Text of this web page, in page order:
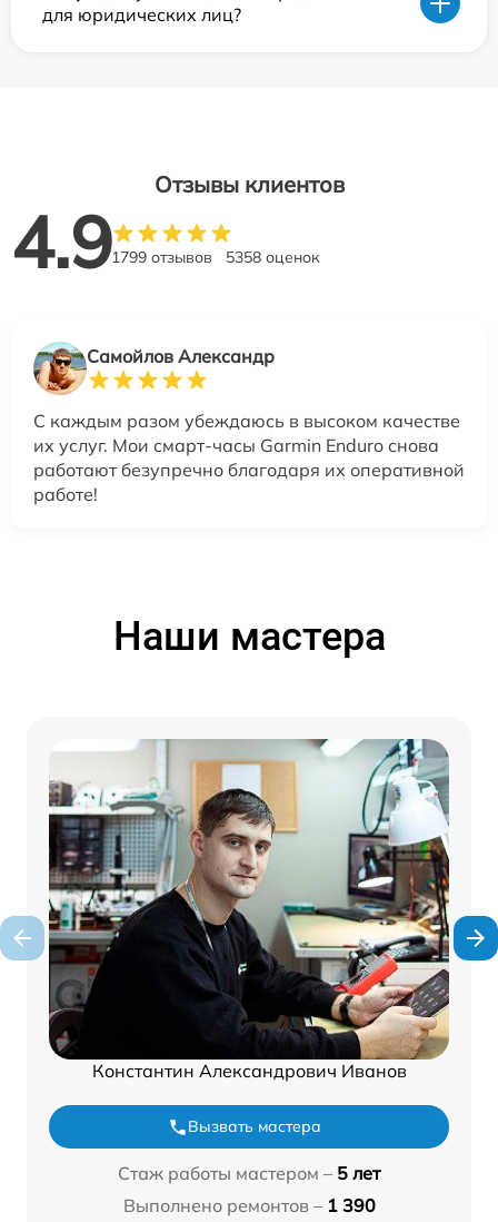
для юридических лиц?
Отзывы клиентов
4.91799 отзывов 5358 оценок
Самойлов Александр
С каждым разом убеждаюсь в высоком качестве
их услуг. Мои смарт-часы Garmin Enduro снова
работают безупречно благодаря их оперативной
работе!
Наши мастера
Константин Александрович Иванов
Вызвать мастера
Стаж работы мастером – 5 лет
Выполнено ремонтов – 1 390